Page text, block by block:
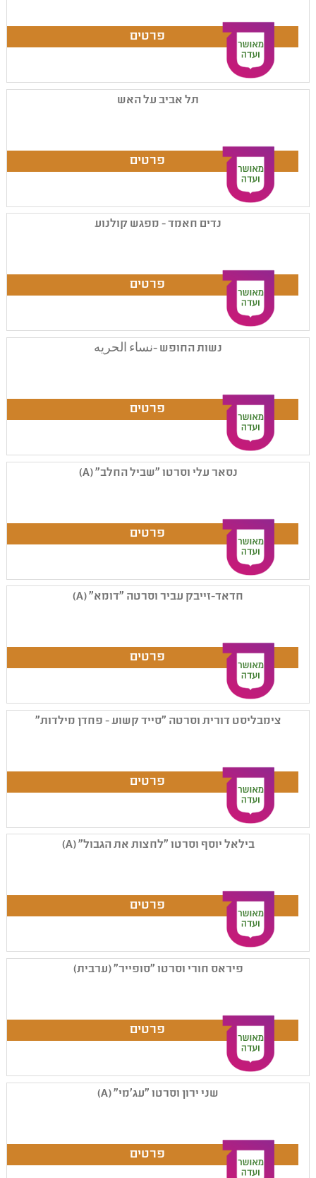
תל אביב על האש
נדים חאמד - מפגש קולנוע
נשות החופש -نساء الحريه
נסאר עלי וסרטו "שביל החלב" (A)
חדאד-זייבק עביר וסרטה "דומא" (A)
צימבליסט דורית וסרטה "סייד קשוע - פחדן מילדות"
בילאל יוסף וסרטו "לחצות את הגבול" (A)
פיראס חורי וסרטו "סופייר" (ערבית)
שני ירון וסרטו "עג'מי" (A)